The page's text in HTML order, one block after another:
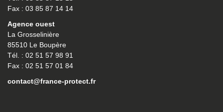
Fax : 03 85 87 14 14
Agence ouest
La Grosselinière
85510 Le Boupère
Tél. : 02 51 57 98 91
Fax : 02 51 57 01 84
contact@france-protect.fr